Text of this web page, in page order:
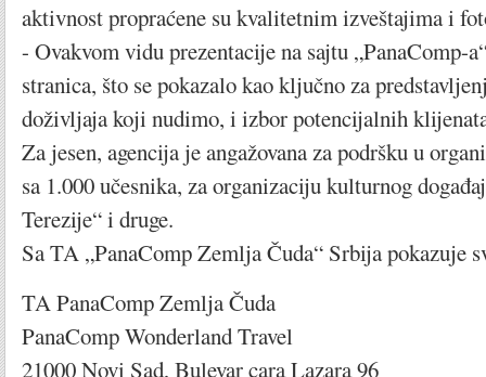
aktivnost propraćene su kvalitetnim izveštajima i
- Ovakvom vidu prezentacije na sajtu „PanaComp-
stranica, što se pokazalo kao ključno za
doživljaja koji nudimo, i izbor potencijalnih
Za jesen, agencija je angažovana za podršku u
sa 1.000 učesnika, za organizaciju kulturnog
Terezije“ i druge.
Sa TA „PanaComp Zemlja Čuda“ Srbija pokazuje
TA PanaComp Zemlja Čuda
PanaComp Wonderland Travel
21000 Novi Sad, Bulevar cara Lazara 96